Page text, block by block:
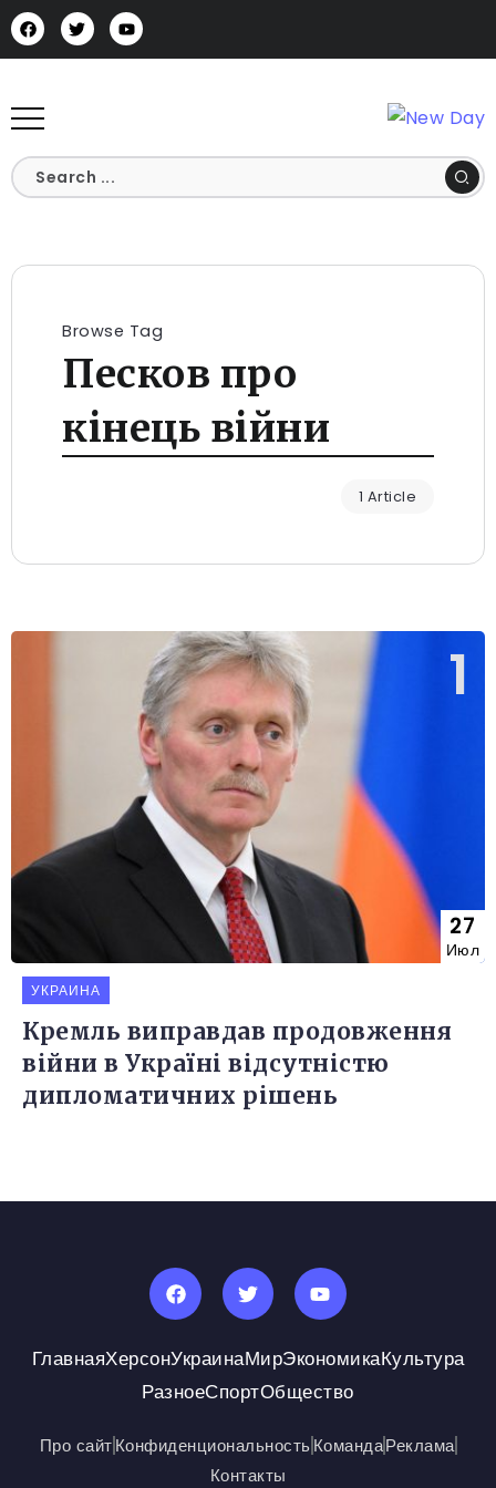
Browse Tag
Песков про
кінець війни
1 Article
27
Июл
УКРАИНА
Кремль виправдав продовження
війни в Україні відсутністю
дипломатичних рішень
ГлавнаяХерсонУкраинаМирЭкономикаКультура
РазноеСпортОбщество
Про сайтКонфиденциональностьКомандаРеклама
Контакты